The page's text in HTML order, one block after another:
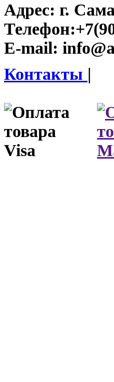
Адрес: г.
Телефон:
E-mail:
Контакты |